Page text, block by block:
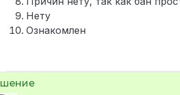
Нету
Ознакомлен